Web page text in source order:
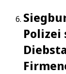
Polizei